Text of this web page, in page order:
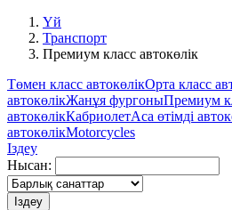
Үй
Транспорт
Премиум класс автокөлік
Төмен класс автокөлікОрта класс
автокөлікЖанұя фургоныПремиум
автокөлікКабриолетАса өтімді
автокөлікMotorcycles
Іздеу
Нысан:
Іздеу